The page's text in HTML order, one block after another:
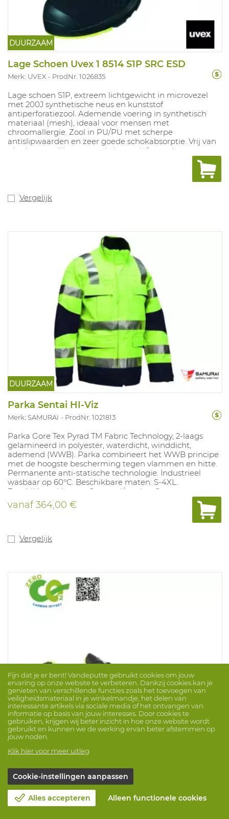
DUURZAAM
Lage Schoen Uvex 1 8514 S1P SRC ESD
Merk: UVEX ProdNr. 1026835
Lage schoen S1P, extreem lichtgewicht in microvezel
met 200J synthetische neus en kunststof
antiperforatiezool. Ademende voering in synthetisch
materiaal (mesh), ideaal voor mensen met
chroomallergie. Zool in PU/PU met scherpe
antislipwaarden en zeer goede schokabsorptie. Vrij van
phtalaat en sillicone, goed alternatief voor de
automotive industrie. Uitneembare inlegzool met
vochtregulerend systeem en schokabsorptie. Maten: 10,
Vergelijk
DUURZAAM
Parka Sentai HI-Viz
Merk: SAMURAI ProdNr. 1021813
Parka Gore Tex Pyrad TM Fabric Technology, 2-laags
gelamineerd in polyester, waterdicht, winddicht,
ademend (WWB). Parka combineert het WWB principe
met de hoogste bescherming tegen vlammen en hitte.
Permanente anti-statische technologie. Industrieel
wasbaar op 60°C. Beschikbare maten: S-4XL.
Beschikbare kleuren: fluo geel/marine, fluo
oranje/marine.
vanaf364,00 €
Vergelijk
DUURZAAM
Lage Schoen JALO2 S1P HI CI SRC ESD
Lage schoen in zwart microfiber/velours (50%
gerecycleerd polyester), met een niet metalen
antiperforatiezool (gemaakt uit 50% gerecycleerd
polyester) en een synthetische 200J neus. Voorzien van
Fijn dat je er bent! Vandeputte gebruikt cookies om jouw
ervaring op onze website te verbeteren. Dankzij cookies kan je
genieten van verschillende functies zoals het toevoegen van
veiligheidsmateriaal in je winkelmandje, het delen van
interessante artikels via sociale media of het ontvangen van
informatie op basis van jouw interesses. Door cookies te
gebruiken, krijgen wij beter inzicht in hoe onze website wordt
gebruikt en kunnen we de werking ervan beter afstemmen op
jouw noden.
Klik hier voor meer uitleg
Cookie-instellingen aanpassen
Alles accepteren Alleen functionele cookies